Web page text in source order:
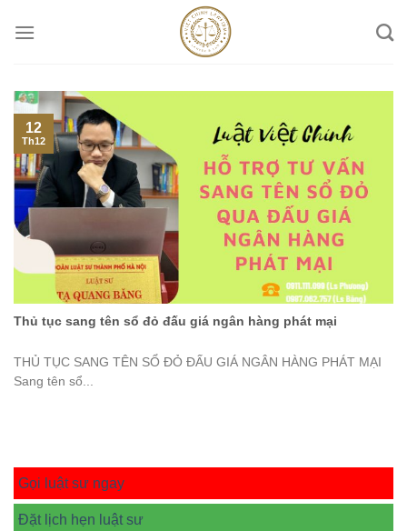
Thủ tục sang tên sổ đỏ đấu giá ngân hàng phát mại
THỦ TỤC SANG TÊN SỔ ĐỎ ĐẤU GIÁ NGÂN HÀNG PHÁT MẠI
Sang tên sổ...
12
Th12
Gọi luật sư ngay
Đặt lịch hẹn luật sư